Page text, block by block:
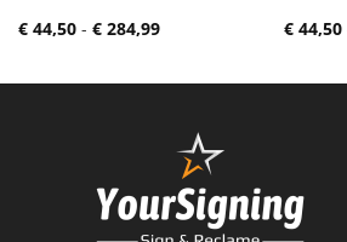
€44,50 - €284,99Prijsklasse:
€44,50